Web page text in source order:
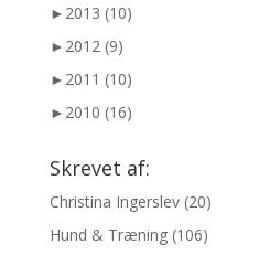
► 2013 (10)
► 2012 (9)
► 2011 (10)
► 2010 (16)
Skrevet af:
Christina Ingerslev(20)
Hund & Træning(106)